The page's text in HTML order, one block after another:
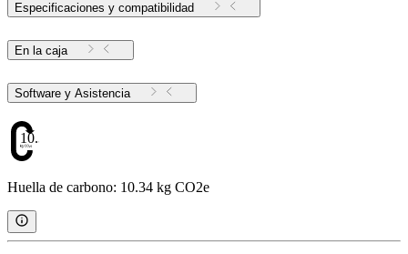
Especificaciones y compatibilidad
En la caja
Software y Asistencia
10.34
Huella de carbono: 10.34 kg CO2e